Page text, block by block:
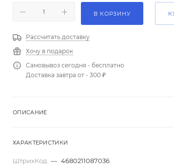
В КОРЗИНУ
Рассчитать доставку
Хочу в подарок
Самовывоз сегодня - бесплатно
Доставка завтра от - 300 ₽
ОПИСАНИЕ
ХАРАКТЕРИСТИКИ
ШтрихКод — 4680211087036